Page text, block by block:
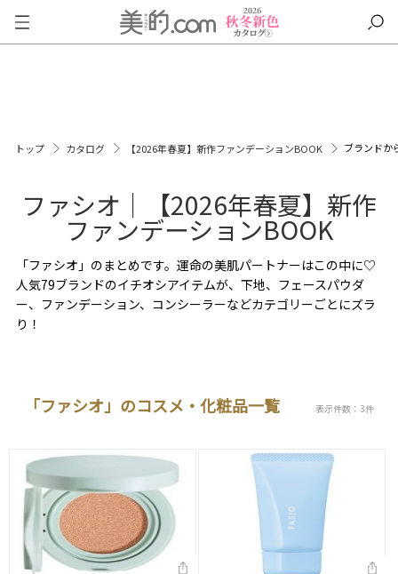
トップ カタログ 【2026年春夏】新作ファンデーションBOOK ブランドか
ファシオ｜【2026年春夏】新作
ファンデーションBOOK
「ファシオ」のまとめです。運命の美肌パートナーはこの中に♡
人気79ブランドのイチオシアイテムが、下地、フェースパウダ
ー、ファンデーション、コンシーラーなどカテゴリーごとにズラ
り！
「ファシオ」のコスメ・化粧品一覧 表示件数：3件